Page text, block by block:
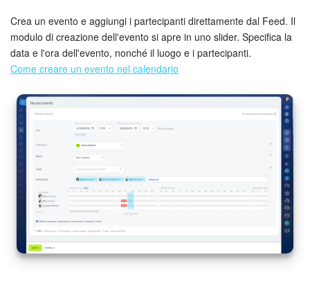
Bitrix24 Messenger
Domande generali
Crea un evento e aggiungi i partecipanti direttamente dal Feed. Il
modulo di creazione dell'evento si apre in uno slider. Specifica la
data e l'ora dell'evento, nonché il luogo e i partecipanti.
Come creare un evento nel calendario